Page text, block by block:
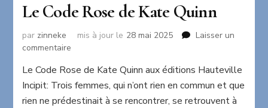
Le Code Rose de Kate Quinn
par zinneke mis à jour le 28 mai 2025
Laisser un
commentaire
Code
Rose
de
Le Code Rose de Kate Quinn aux éditions Hauteville
Incipit: Trois femmes, qui n’ont rien en commun et que
rien ne prédestinait à se rencontrer, se retrouvent à